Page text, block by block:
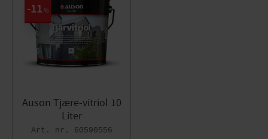
Auson Tjære-vitriol 10
Liter
60590556
11 %